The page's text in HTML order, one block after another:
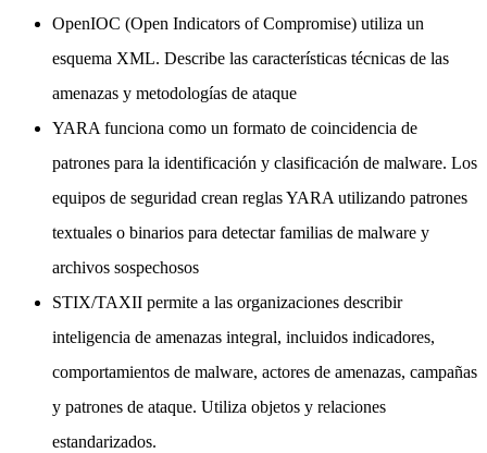
OpenIOC (Open Indicators of Compromise) utiliza un
esquema XML. Describe las características técnicas de las
amenazas y metodologías de ataque
YARA funciona como un formato de coincidencia de
patrones para la identificación y clasificación de malware. Los
equipos de seguridad crean reglas YARA utilizando patrones
textuales o binarios para detectar familias de malware y
archivos sospechosos
STIX/TAXII permite a las organizaciones describir
inteligencia de amenazas integral, incluidos indicadores,
comportamientos de malware, actores de amenazas, campañas
y patrones de ataque. Utiliza objetos y relaciones
estandarizados.